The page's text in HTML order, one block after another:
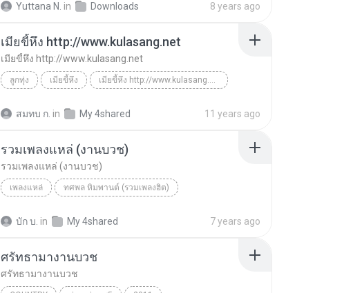
Yuttana N. in Downloads 8 years ago
เมียขี้หึง http://www.kulasang.net
เมียขี้หึง http://www.kulasang.net
ลูกทุ่ง เมียขี้หึง เมียขี้หึง http://www.kulasang.net
สมทบ ก. in My 4shared 11 years ago
รวมเพลงแหล่ (งานบวช)
รวมเพลงแหล่ (งานบวช)
เพลงแหล่ ทศพล หิมพานต์ (รวมเพลงฮิต)
บัก บ. in My 4shared 7 years ago
ศรัทธามางานบวช
ศรัทธามางานบวช